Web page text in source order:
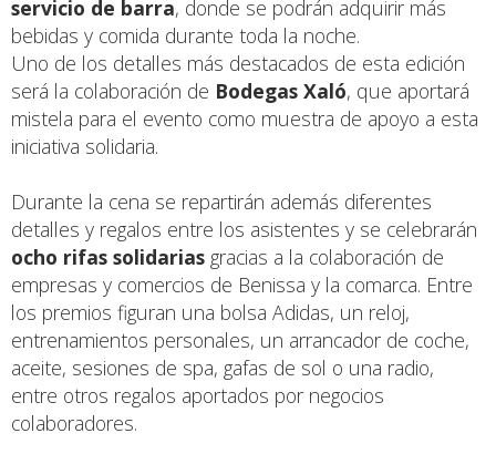
servicio de barra, donde se podrán adquirir más
bebidas y comida durante toda la noche.
Uno de los detalles más destacados de esta edición
será la colaboración de Bodegas Xaló, que aportará
mistela para el evento como muestra de apoyo a esta
iniciativa solidaria.
Durante la cena se repartirán además diferentes
detalles y regalos entre los asistentes y se celebrarán
ocho rifas solidarias gracias a la colaboración de
empresas y comercios de Benissa y la comarca. Entre
los premios figuran una bolsa Adidas, un reloj,
entrenamientos personales, un arrancador de coche,
aceite, sesiones de spa, gafas de sol o una radio,
entre otros regalos aportados por negocios
colaboradores.